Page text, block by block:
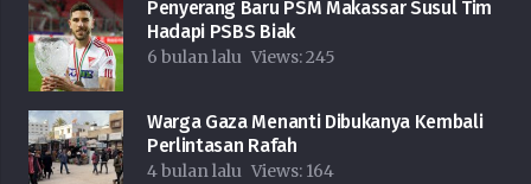
Penyerang Baru PSM Makassar Susul Tim
Hadapi PSBS Biak
6 bulan lalu Views:245
Warga Gaza Menanti Dibukanya Kembali
Perlintasan Rafah
4 bulan lalu Views: 164